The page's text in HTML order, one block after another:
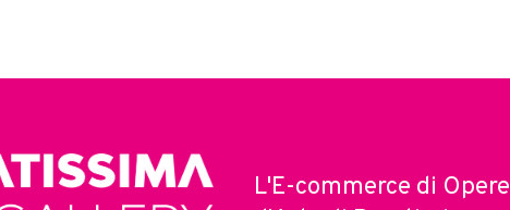
L'E-commerce di Opere